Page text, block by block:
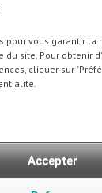
pour vous garantir
du site. Pour obtenir
cliquer sur
Accepter
Tweet to